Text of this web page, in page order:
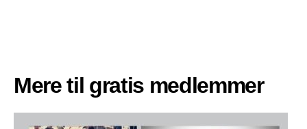
Mere til gratis medlemmer